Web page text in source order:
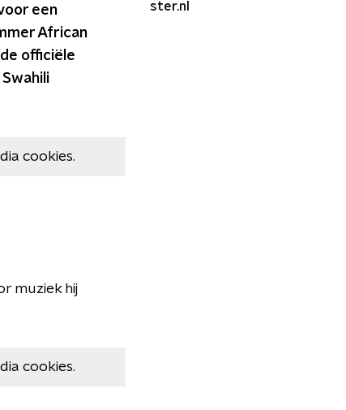
een
African
officiële
cookies.
muziek hij
cookies.
ster.nl